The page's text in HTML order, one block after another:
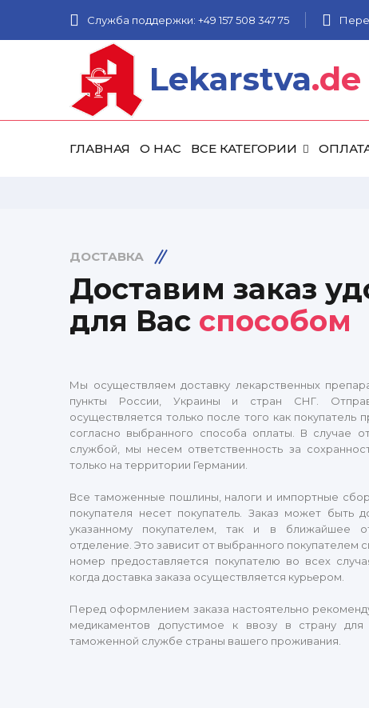
Служба поддержки: +49 157 508 347 75
Lekarstva.de
ГЛАВНАЯ О НАС ВСЕ КАТЕГОРИИ
ДОСТАВКА
Доставим заказ
для Вас способом
Мы осуществляем доставку лекарственных
пункты России, Украины и стран СНГ.
осуществляется только после того как покупатель
согласно выбранного способа оплаты. В случае
службой, мы несем ответственность за
только на территории Германии.
Все таможенные пошлины, налоги и импортные
покупателя несет покупатель. Заказ может быть
указанному покупателем, так и в ближайшее
отделение. Это зависит от выбранного покупателем
номер предоставляется покупателю во всех
когда доставка заказа осуществляется курьером.
Перед оформлением заказа настоятельно
медикаментов допустимое к ввозу в страну для
таможенной службе страны вашего проживания.